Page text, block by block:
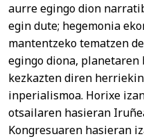
aurre egingo dion
egin dute; hegemonia
mantentzeko tematzen
egingo diona,
kezkazten diren
inperialismoa. Horixe
otsailaren hasieran
Kongresuaren hasieran